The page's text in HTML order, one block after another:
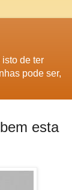
de ter
pode ser,
esta